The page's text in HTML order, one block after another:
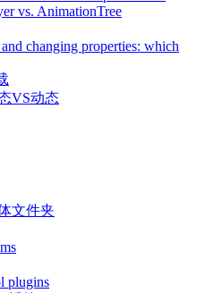
vs. AnimationTree
changing properties: which
VS动态
文件夹
plugins